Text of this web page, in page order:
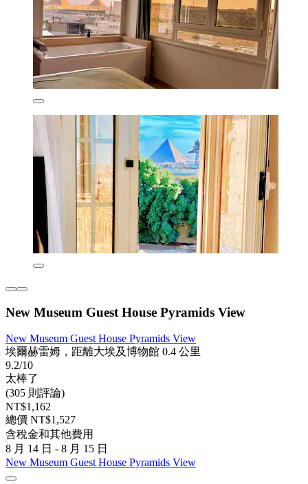
New Museum Guest House Pyramids View
New Museum Guest House Pyramids View
埃爾赫雷姆，距離大埃及博物館 0.4 公里
9.2/10
太棒了
(305 則評論)
NT$1,162
總價 NT$1,527
含稅金和其他費用
8 月 14 日 - 8 月 15 日
New Museum Guest House Pyramids View